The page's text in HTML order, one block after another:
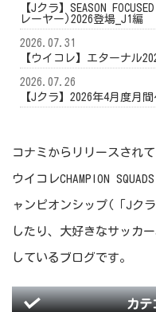
【Jクラ】SEASON
レーヤー)2026登場_J1編
2026.07.31
【ウイコレ】エターナル
2026.07.26
【Jクラ】2026年4月度月
コナミからリリースされ
ウイコレCHAMPION
ャンピオンシップ(「Jク
したり、大好きなサッカ
しているブログです。
カテ